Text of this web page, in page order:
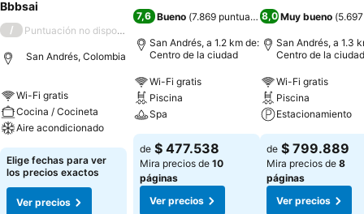
Bbbsai
/ Puntuación no disponible
San Andrés, Colombia
Wi-Fi gratis
Cocina / Cocineta
Aire acondicionado
Elige fechas para ver
los precios exactos
Ver precios
7,6 Bueno (7.869 puntuaciones)
San Andrés, a 1.2 km de:
Centro de la ciudad
Wi-Fi gratis
Piscina
Spa
de $ 477.538
Mira precios de 10
páginas
Ver precios
8,0 Muy bueno (
San Andrés, a 1.3
Centro de la ciudad
Wi-Fi gratis
Piscina
Estacionamiento
de $ 799.889
Mira precios de 8
páginas
Ver precios